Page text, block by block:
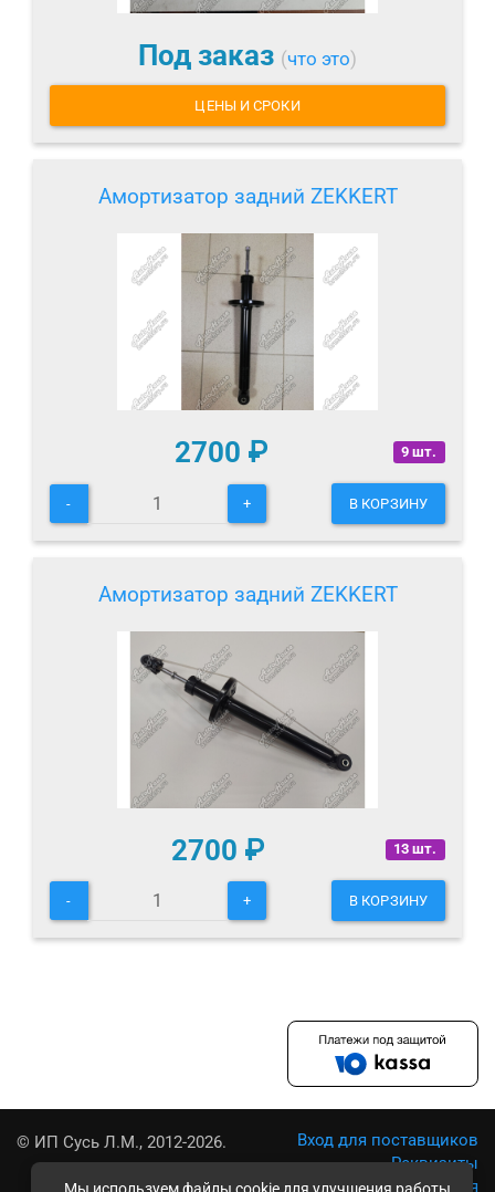
Под заказ (что это)
ЦЕНЫ И СРОКИ
Амортизатор задний ZEKKERT
9 шт.
2700 ₽
- + В КОРЗИНУ
Амортизатор задний ZEKKERT
13 шт.
2700 ₽
- + В КОРЗИНУ
© ИП Сусь Л.М., 2012-2026.
Вход для поставщиков
Реквизиты
Условия использования